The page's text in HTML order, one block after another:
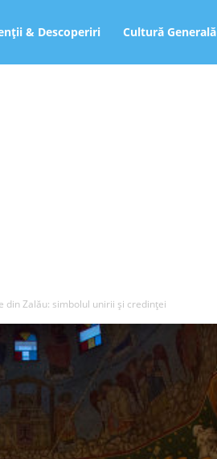
& Descoperiri Cultură Generală
din Zalău: simbolul unirii și credinței